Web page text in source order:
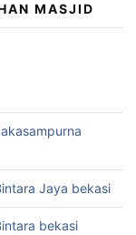
MASJID
Jaya bekasi
bekasi